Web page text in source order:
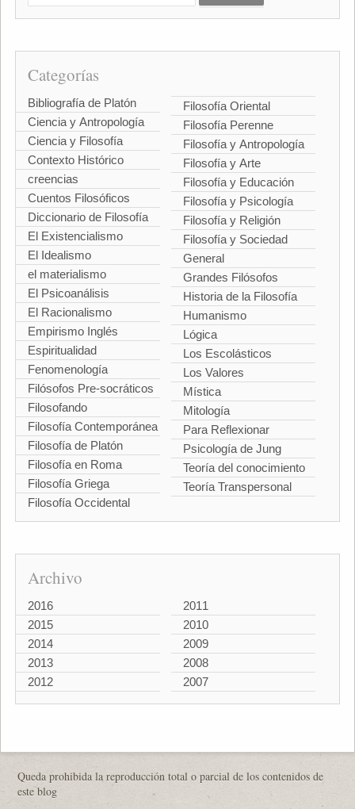
Categorías
Bibliografía de Platón
Ciencia y Antropología
Ciencia y Filosofía
Contexto Histórico
creencias
Cuentos Filosóficos
Diccionario de Filosofía
El Existencialismo
El Idealismo
el materialismo
El Psicoanálisis
El Racionalismo
Empirismo Inglés
Espiritualidad
Fenomenología
Filósofos Pre-socráticos
Filosofando
Filosofía Contemporánea
Filosofía de Platón
Filosofía en Roma
Filosofía Griega
Filosofía Occidental
Filosofía Oriental
Filosofía Perenne
Filosofía y Antropología
Filosofía y Arte
Filosofía y Educación
Filosofía y Psicología
Filosofía y Religión
Filosofía y Sociedad
General
Grandes Filósofos
Historia de la Filosofía
Humanismo
Lógica
Los Escolásticos
Los Valores
Mística
Mitología
Para Reflexionar
Psicología de Jung
Teoría del conocimiento
Teoría Transpersonal
Archivo
2016
2015
2014
2013
2012
2011
2010
2009
2008
2007
Queda prohibida la reproducción total o parcial de los contenidos de
este blog